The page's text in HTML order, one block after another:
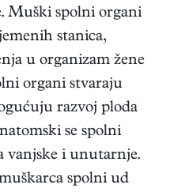
Muški spolni organi
stanica,
u organizam žene
organi stvaraju
razvoj ploda
se spolni
vanjske i unutarnje.
spolni ud